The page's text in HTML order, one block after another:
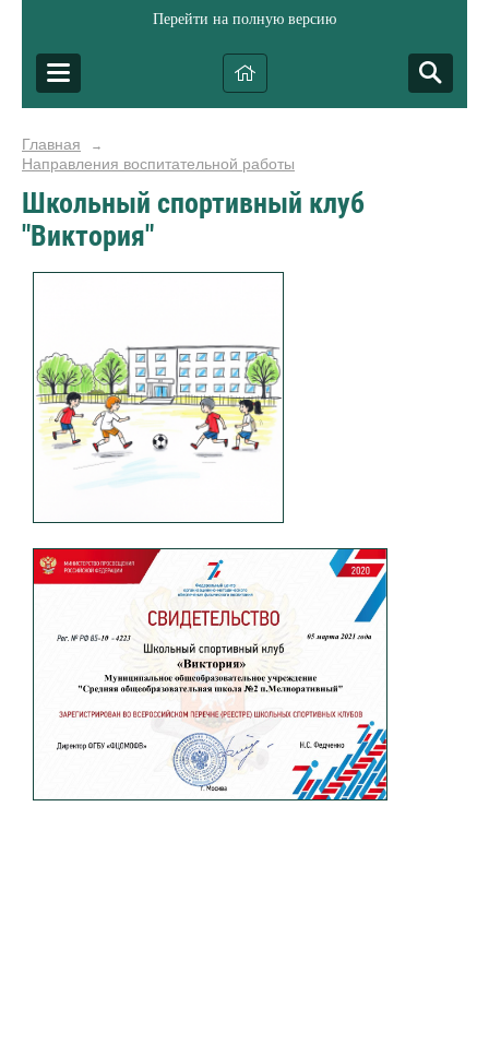
Перейти на полную версию
Главная →
Направления воспитательной работы
Школьный спортивный клуб
"Виктория"